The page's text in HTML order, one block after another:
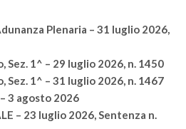
Plenaria – 31 luglio 2026,
Sez. 1^ – 29 luglio 2026, n. 1450
Sez. 1^ – 31 luglio 2026, n. 1467
3 agosto 2026
– 23 luglio 2026, Sentenza n.